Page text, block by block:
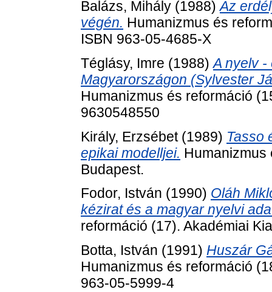
Balázs, Mihály (1988)Az
végén. Humanizmus és
ISBN 963-05-4685-X
Téglásy, Imre (1988)A nyelv -
Magyarországon (Sylvester
Humanizmus és reformáció
9630548550
Király, Erzsébet(1989) Tasso
epikai modelljei. Humanizmus
Budapest.
Fodor, István (1990) Oláh
kézirat és a magyar nyelvi
reformáció (17). Akadémiai
Botta, István (1991) Huszár
Humanizmus és reformáció
963-05-5999-4